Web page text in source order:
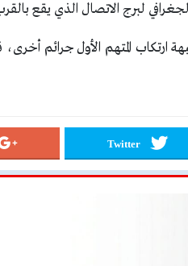
لبرج الاتصال الذي يقع
ارتكاب المتهم الأول جرائم
Twitter